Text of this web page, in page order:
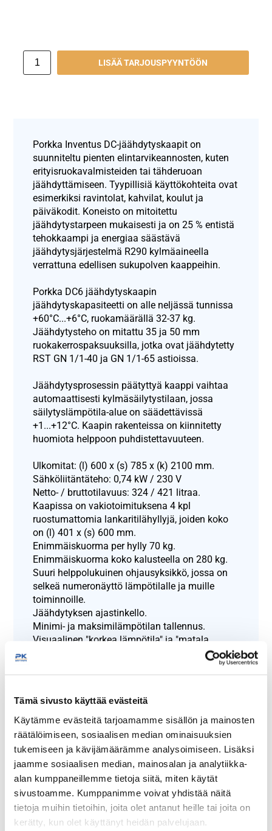
Tämä sivusto käyttää evästeitä
Käytämme evästeitä tarjoamamme sisällön ja mainosten
räätälöimiseen, sosiaalisen median ominaisuuksien
tukemiseen ja kävijämäärämme analysoimiseen. Lisäksi
jaamme sosiaalisen median, mainosalan ja analytiikka-
alan kumppaneillemme tietoja siitä, miten käytät
sivustoamme. Kumppanimme voivat yhdistää näitä
tietoja muihin tietoihin, joita olet antanut heille tai joita on
kerätty, kun olet käyttänyt heidän palvelujaan.
LISÄÄ TARJOUSPYYNTÖÖN
Porkka Inventus DC-jäähdytyskaapit on
suunniteltu pienten elintarvikeannosten, kuten
erityisruokavalmisteiden tai tähderuoan
jäähdyttämiseen. Tyypillisiä käyttökohteita ovat
esimerkiksi ravintolat, kahvilat, koulut ja
päiväkodit. Koneisto on mitoitettu
jäähdytystarpeen mukaisesti ja on 25 % entistä
tehokkaampi ja energiaa säästävä
jäähdytysjärjestelmä R290 kylmäaineella
verrattuna edellisen sukupolven kaappeihin.
Porkka DC6 jäähdytyskaapin
jäähdytyskapasiteetti on alle neljässä tunnissa
+60°C...+6°C, ruokamäärällä 32-37 kg.
Jäähdytysteho on mitattu 35 ja 50 mm
ruokakerrospaksuuksilla, jotka ovat jäähdytetty
RST GN 1/1-40 ja GN 1/1-65 astioissa.
Jäähdytysprosessin päätyttyä kaappi vaihtaa
automaattisesti kylmäsäilytystilaan, jossa
säilytyslämpötila-alue on säädettävissä
+1...+12°C. Kaapin rakenteissa on kiinnitetty
huomiota helppoon puhdistettavuuteen.
Ulkomitat: (l) 600 x (s) 785 x (k) 2100 mm.
Sähköliitäntäteho: 0,74 kW / 230 V
Netto- / bruttotilavuus: 324 / 421 litraa.
Kaapissa on vakiotoimituksena 4 kpl
ruostumattomia lankaritilähyllyjä, joiden koko
on (l) 401 x (s) 600 mm.
Enimmäiskuorma per hylly 70 kg.
Enimmäiskuorma koko kalusteella on 280 kg.
Suuri helppolukuinen ohjausyksikkö, jossa on
selkeä numeronäyttö lämpötilalle ja muille
toiminnoille.
Jäähdytyksen ajastinkello.
Minimi- ja maksimilämpötilan tallennus.
Visuaalinen "korkea lämpötila" ja "matala
Ovikytkin puhaltimen ohjaukselle ja ovi auki –
Visuaalinen hälytys tukkeutuneesta
lauhduttimesta.
Muottiin valettu ympäristöystävällinen HFC-
vapaa polyuretaanieristys.
Lukittava ovi, ilman työkaluja vaihdettava
magneettitiiviste ja kestävät jousisaranat,
joiden ansiosta ovi pysyy auki 90 asteen
kulmassa.
Oven kätisyys on valittavissa tilausvaiheessa,
saranat oven oikeaan tai vasempaan reunaan.